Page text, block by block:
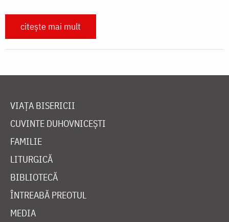
citește mai mult
VIAȚA BISERICII
CUVINTE DUHOVNICEȘTI
FAMILIE
LITURGICĂ
BIBLIOTECĂ
ÎNTREABĂ PREOTUL
MEDIA